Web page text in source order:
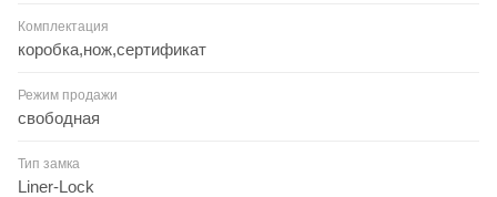
Комплектация
коробка,нож,сертификат
Режим продажи
свободная
Тип замка
Liner-Lock